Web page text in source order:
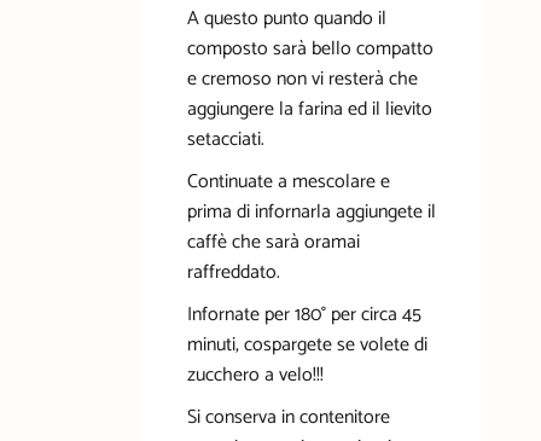
A questo punto quando il
composto sarà bello compatto
e cremoso non vi resterà che
aggiungere la farina ed il lievito
setacciati.
Continuate a mescolare e
prima di infornarla aggiungete il
caffè che sarà oramai
raffreddato.
Infornate per 180° per circa 45
minuti, cospargete se volete di
zucchero a velo!!!
Si conserva in contenitore